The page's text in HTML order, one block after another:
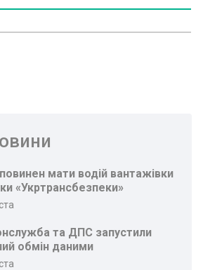
мати водій вантажівки
«Укртрансбезпеки»
та ДПС запустили
обмін даними